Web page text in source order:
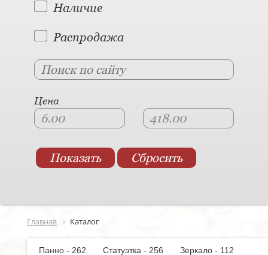
Наличие
Распродажа
Цена
Главная Каталог
Панно - 262 Статуэтка - 256
Зеркало - 112